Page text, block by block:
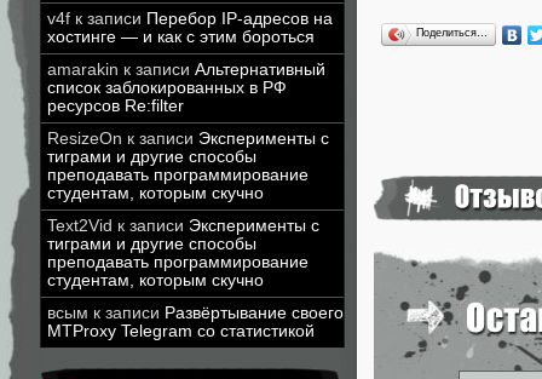
v4f к записи Перебор IP-адресов на
хостинге — и как с этим бороться
amarakin к записи Альтернативный
список заблокированных в РФ
ресурсов Re:filter
ResizeOn к записи Эксперименты с
тиграми и другие способы
преподавать программирование
студентам, которым скучно
Text2Vid к записи Эксперименты с
тиграми и другие способы
преподавать программирование
студентам, которым скучно
всым к записи Развёртывание своего
MTProxy Telegram со статистикой
Поделиться…